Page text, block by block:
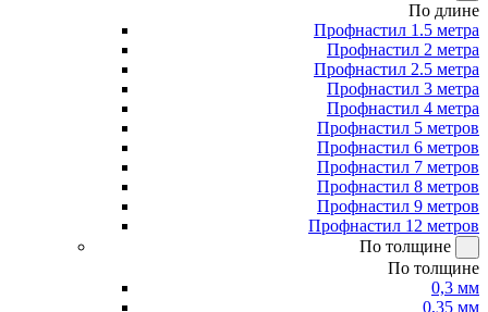
По длине
Профнастил 1.5 метра
Профнастил 2 метра
Профнастил 2.5 метра
Профнастил 3 метра
Профнастил 4 метра
Профнастил 5 метров
Профнастил 6 метров
Профнастил 7 метров
Профнастил 8 метров
Профнастил 9 метров
Профнастил 12 метров
По толщине
По толщине
0,3 мм
0,35 мм